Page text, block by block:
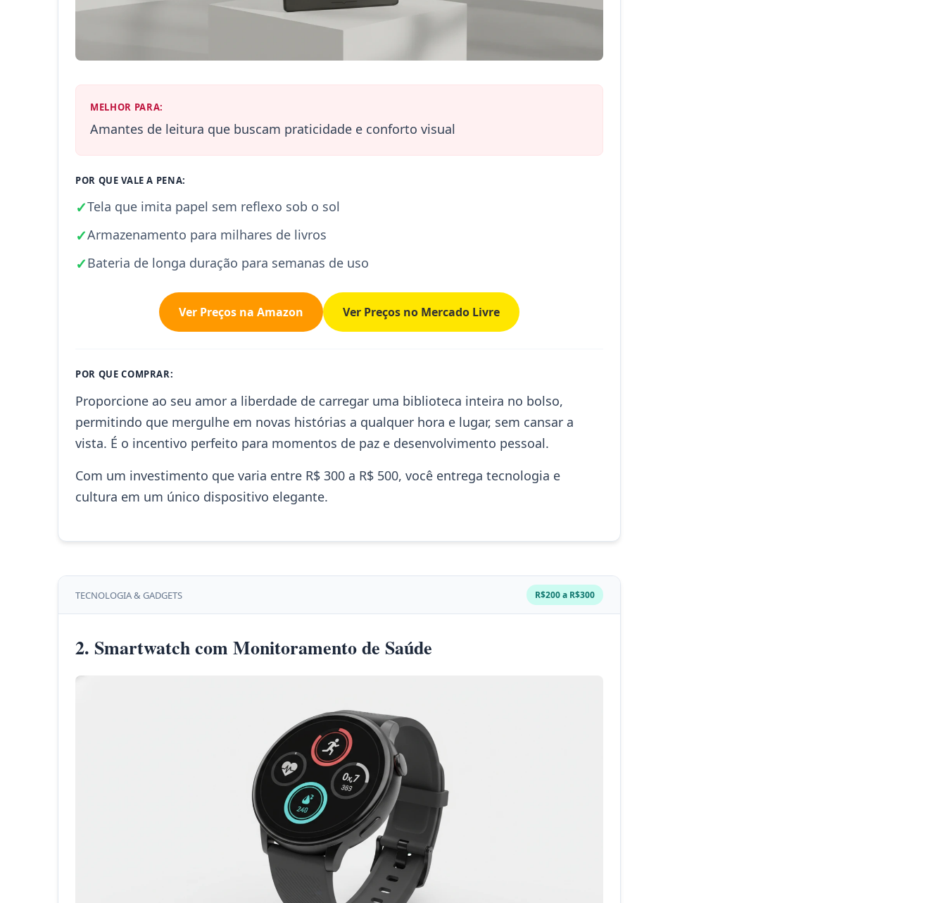
MELHOR PARA:
Amantes de leitura que buscam praticidade e conforto visual
POR QUE VALE A PENA:
✓Tela que imita papel sem reflexo sob o sol
✓Armazenamento para milhares de livros
✓Bateria de longa duração para semanas de uso
Ver Preços na Amazon Ver Preços no Mercado Livre
POR QUE COMPRAR:
Proporcione ao seu amor a liberdade de carregar uma biblioteca inteira no bolso,
permitindo que mergulhe em novas histórias a qualquer hora e lugar, sem cansar a
vista. É o incentivo perfeito para momentos de paz e desenvolvimento pessoal.
Com um investimento que varia entre R$ 300 a R$ 500, você entrega tecnologia e
cultura em um único dispositivo elegante.
TECNOLOGIA & GADGETS R$200 a R$300
2. Smartwatch com Monitoramento de Saúde